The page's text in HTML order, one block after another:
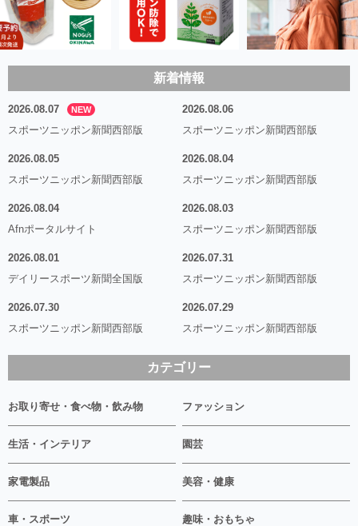
新着情報
2026.08.07 NEW
スポーツニッポン新聞西部版
2026.08.06
スポーツニッポン新聞西部版
2026.08.05
スポーツニッポン新聞西部版
2026.08.04
スポーツニッポン新聞西部版
2026.08.04
Afnポータルサイト
2026.08.03
スポーツニッポン新聞西部版
2026.08.01
デイリースポーツ新聞全国版
2026.07.31
スポーツニッポン新聞西部版
2026.07.30
スポーツニッポン新聞西部版
2026.07.29
スポーツニッポン新聞西部版
カテゴリー
お取り寄せ・食べ物・飲み物 ファッション
生活・インテリア 園芸
家電製品 美容・健康
車・スポーツ 趣味・おもちゃ